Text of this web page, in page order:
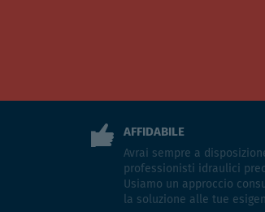
AFFIDABILE
Avrai sempre a
professionisti idraulici
Usiamo un approccio
la soluzione alle tue